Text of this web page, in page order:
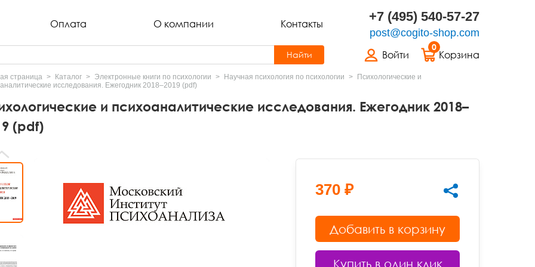
Оплата О компании Контакты +7 (495) 540-57-27
post@cogito-shop.com
Войти
0
Корзина
Найти
страница Каталог Электронные книги по психологии Научная психология по психологии
Психологические и
исследования. Ежегодник 2018–2019 (pdf)
и психоаналитические исследования. Ежегодник 2018–
(pdf)
370 ₽
Добавить в корзину
Купить в один клик